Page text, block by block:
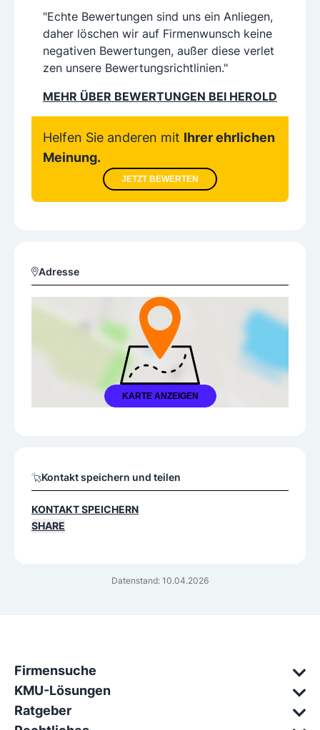
"Echte Bewertungen sind uns ein Anliegen,
daher löschen wir auf Firmenwunsch keine
negativen Bewertungen, außer diese verlet
zen unsere Bewertungsrichtlinien."
MEHR ÜBER BEWERTUNGEN BEI HEROLD
Helfen Sie anderen mit Ihrer ehrlichen
Meinung.
JETZT BEWERTEN
Adresse
KARTE ANZEIGEN
Datenstand: 10.04.2026
Kontakt speichern und teilen
KONTAKT SPEICHERN
SHARE
Firmensuche
KMU-Lösungen
Ratgeber